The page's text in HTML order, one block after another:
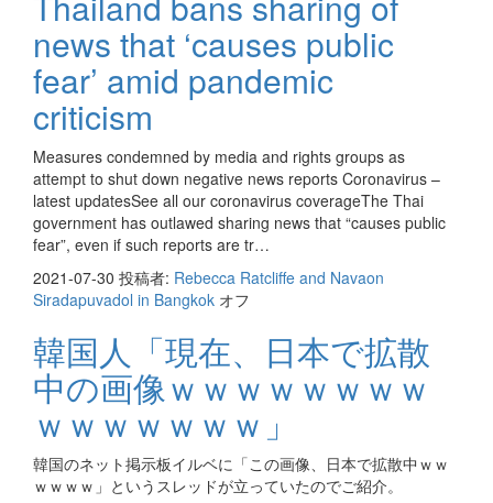
news that ‘causes public
fear’ amid pandemic
criticism
Measures condemned by media and rights groups as
attempt to shut down negative news reports Coronavirus –
latest updatesSee all our coronavirus coverageThe Thai
government has outlawed sharing news that “causes public
fear”, even if such reports are tr…
2021-07-30 投稿者: Rebecca Ratcliffe and Navaon
Siradapuvadol in Bangkok オフ
韓国人「現在、日本で拡散
中の画像ｗｗｗｗｗｗｗｗ
ｗｗｗｗｗｗｗ」
韓国のネット掲示板イルベに「この画像、日本で拡散中ｗｗ
ｗｗｗｗ」というスレッドが立っていたのでご紹介。